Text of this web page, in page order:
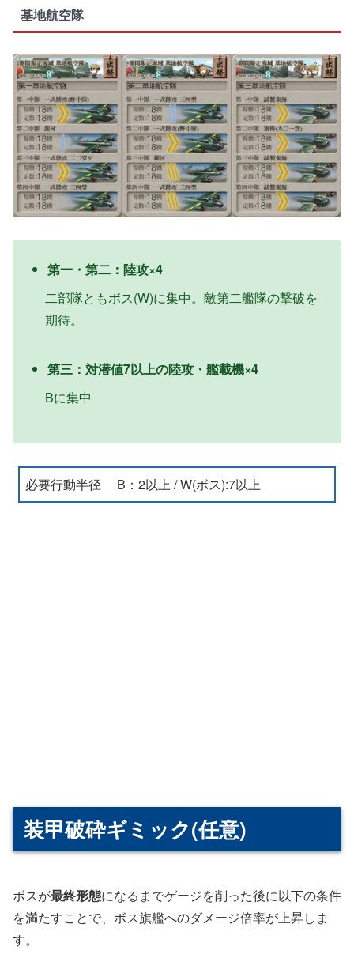
基地航空隊
第一・第二：陸攻×4
二部隊ともボス(W)に集中。敵第二艦隊の撃破を
期待。
第三：対潜値7以上の陸攻・艦載機×4
Bに集中
必要行動半径 B：2以上 / W(ボス):7以上
装甲破砕ギミック(任意)
ボスが最終形態になるまでゲージを削った後に以下の条件
を満たすことで、ボス旗艦へのダメージ倍率が上昇しま
す。